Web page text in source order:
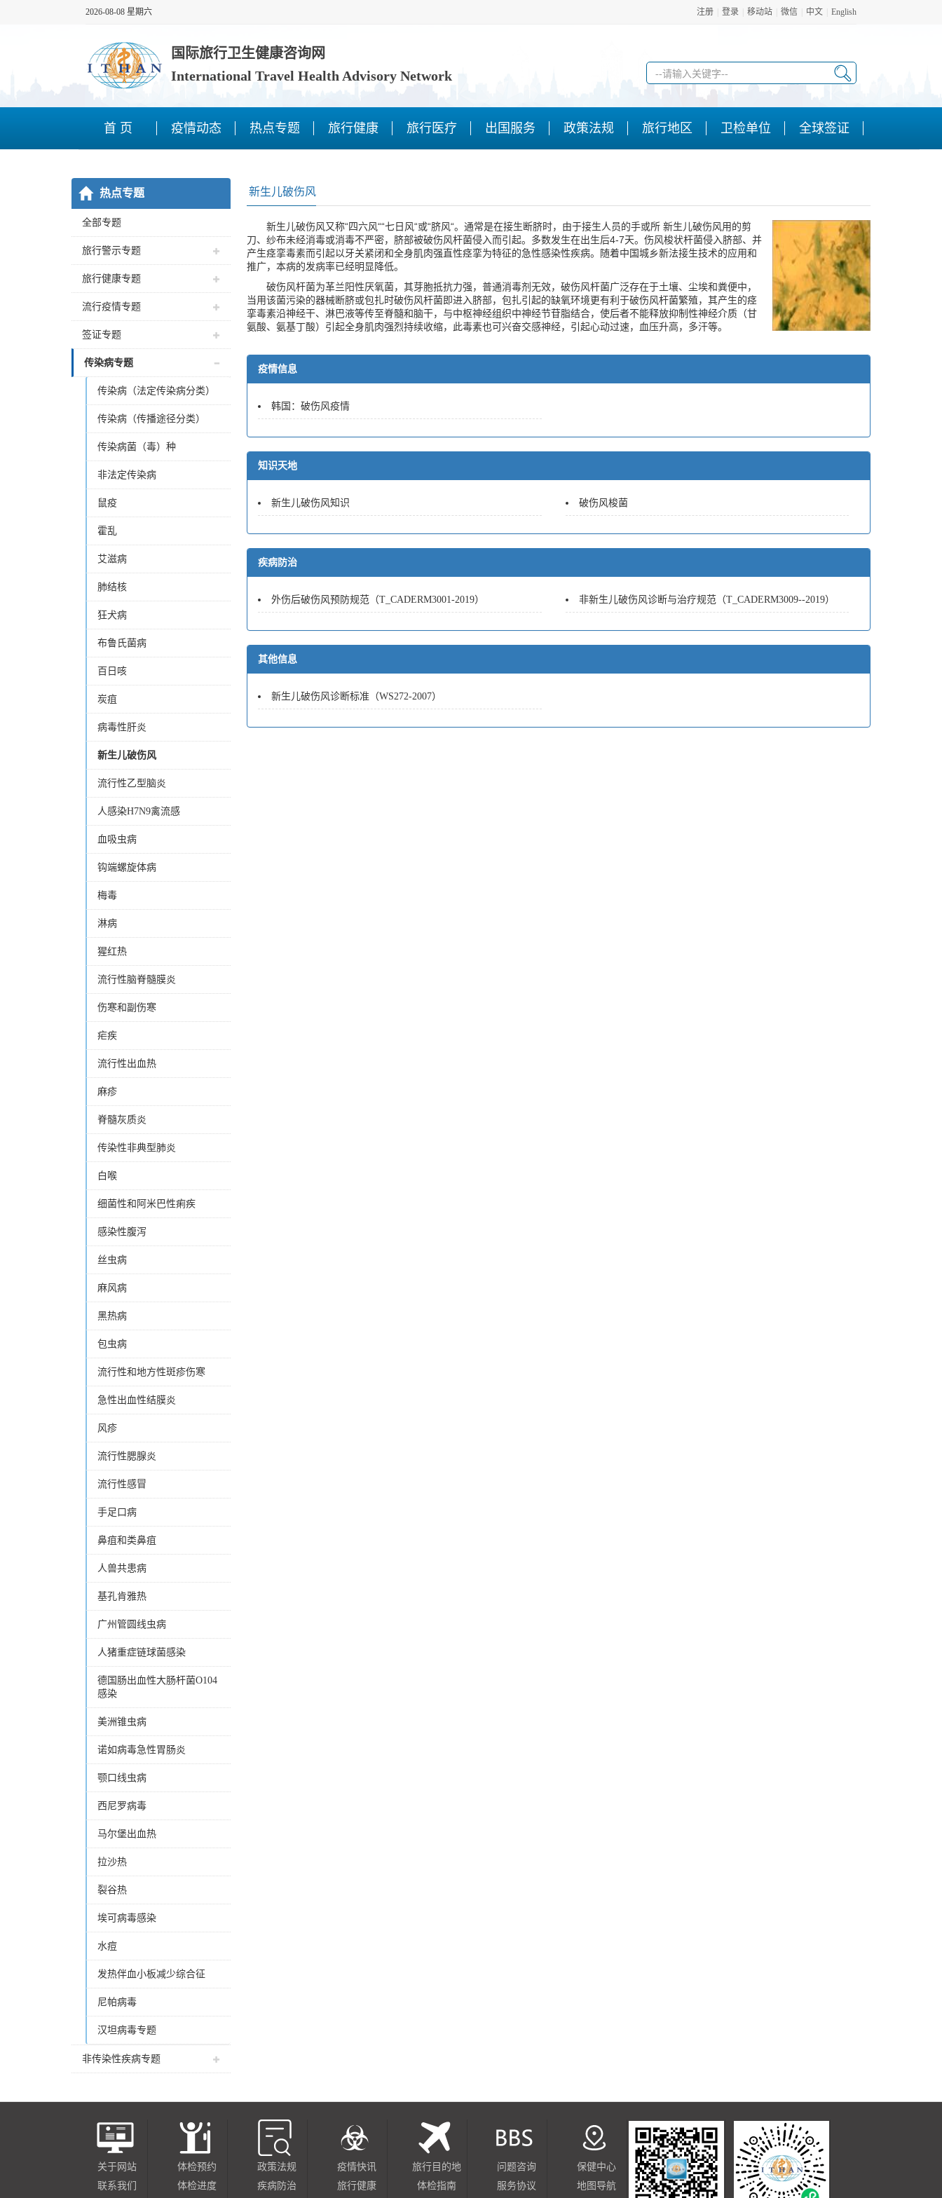
注册 登录 移动站 微信 中文 English
2026-08-08 星期六
国际旅行卫生健康咨询网
International Travel Health Advisory Network
首 页 疫情动态 热点专题 旅行健康 旅行医疗 出国服务 政策法规 旅行地区 卫检单位 全球签证
热点专题
全部专题
旅行警示专题
旅行健康专题
流行疫情专题
签证专题
传染病专题
传染病（法定传染病分类）
传染病（传播途径分类）
传染病菌（毒）种
非法定传染病
鼠疫
霍乱
艾滋病
肺结核
狂犬病
布鲁氏菌病
百日咳
炭疽
病毒性肝炎
新生儿破伤风
流行性乙型脑炎
人感染H7N9禽流感
血吸虫病
钩端螺旋体病
梅毒
淋病
猩红热
流行性脑脊髓膜炎
伤寒和副伤寒
疟疾
流行性出血热
麻疹
脊髓灰质炎
传染性非典型肺炎
白喉
细菌性和阿米巴性痢疾
感染性腹泻
丝虫病
麻风病
黑热病
包虫病
流行性和地方性斑疹伤寒
急性出血性结膜炎
风疹
流行性腮腺炎
流行性感冒
手足口病
鼻疽和类鼻疽
人兽共患病
基孔肯雅热
广州管圆线虫病
人猪重症链球菌感染
德国肠出血性大肠杆菌O104
感染
美洲锥虫病
诺如病毒急性胃肠炎
颚口线虫病
西尼罗病毒
马尔堡出血热
拉沙热
裂谷热
埃可病毒感染
水痘
发热伴血小板减少综合征
尼帕病毒
汉坦病毒专题
非传染性疾病专题
新生儿破伤风
新生儿破伤风又称“四六风““七日风“或“脐风“。通常是在接生断脐时，由于接生人员的手或所 ­新生儿破伤风用的剪
刀、纱布未经消毒或消毒不严密，脐部被破伤风杆菌侵入而引起。多数发生在出生后4-7天。伤风梭状杆菌侵入脐部、并
产生痉挛毒素而引起以牙关紧闭和全身肌肉强直性痉挛为特征的急性感染性疾病。随着中国城乡新法接生技术的应用和
推广，本病的发病率已经明显降低。
破伤风杆菌为革兰阳性厌氧菌，其芽胞抵抗力强，普通消毒剂无效，破伤风杆菌广泛存在于土壤、尘埃和粪便中，
当用该菌污染的器械断脐或包扎时破伤风杆菌即进入脐部，包扎引起的缺氧环境更有利于破伤风杆菌繁殖，其产生的痉
挛毒素沿神经干、淋巴液等传至脊髓和脑干，与中枢神经组织中神经节苷脂结合，使后者不能释放抑制性神经介质（甘
氨酸、氨基丁酸）引起全身肌肉强烈持续收缩，此毒素也可兴奋交感神经，引起心动过速，血压升高，多汗等。
疫情信息
韩国：破伤风疫情
知识天地
新生儿破伤风知识 破伤风梭菌
疾病防治
外伤后破伤风预防规范（T_CADERM3001-2019） 非新生儿破伤风诊断与治疗规范（T_CADERM3009--2019）
其他信息
新生儿破伤风诊断标准（WS272-2007）
关于网站
联系我们
体检预约
体检进度
政策法规
疾病防治
疫情快讯
旅行健康
旅行目的地
体检指南
问题咨询
服务协议
保健中心
地图导航